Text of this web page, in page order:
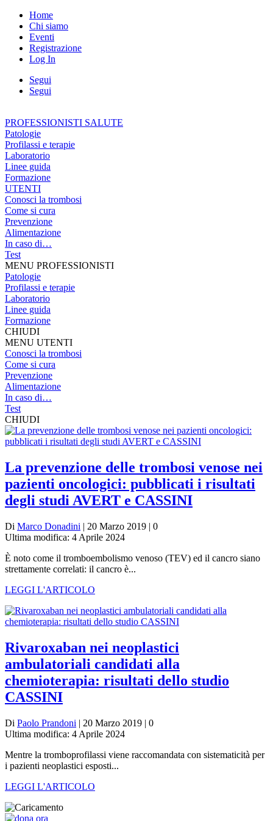
Home
Chi siamo
Eventi
Registrazione
Log In
Segui
Segui
PROFESSIONISTI SALUTE
Patologie
Profilassi e terapie
Laboratorio
Linee guida
Formazione
UTENTI
Conosci la trombosi
Come si cura
Prevenzione
Alimentazione
In caso di…
Test
MENU PROFESSIONISTI
Patologie
Profilassi e terapie
Laboratorio
Linee guida
Formazione
CHIUDI
MENU UTENTI
Conosci la trombosi
Come si cura
Prevenzione
Alimentazione
In caso di…
Test
CHIUDI
La prevenzione delle trombosi venose nei
pazienti oncologici: pubblicati i risultati
degli studi AVERT e CASSINI
Di Marco Donadini | 20 Marzo 2019 | 0
Ultima modifica: 4 Aprile 2024
È noto come il tromboembolismo venoso (TEV) ed il cancro siano
strettamente correlati: il cancro è...
LEGGI L'ARTICOLO
Rivaroxaban nei neoplastici
ambulatoriali candidati alla
chemioterapia: risultati dello studio
CASSINI
Di Paolo Prandoni | 20 Marzo 2019 | 0
Ultima modifica: 4 Aprile 2024
Mentre la tromboprofilassi viene raccomandata con sistematicità per
i pazienti neoplastici esposti...
LEGGI L'ARTICOLO